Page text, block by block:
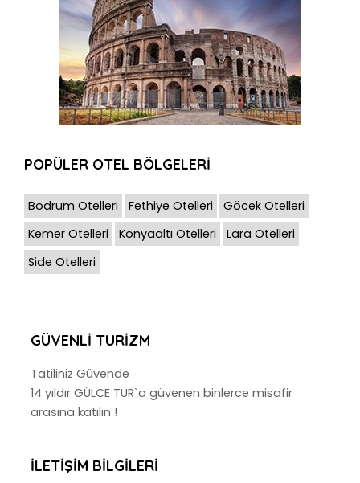
POPÜLER OTEL BÖLGELERİ
Bodrum Otelleri Fethiye Otelleri
Göcek Otelleri
Kemer Otelleri
Konyaaltı Otelleri
Lara Otelleri
Side Otelleri
GÜVENLI TURIZM
Tatiliniz Güvende
14 yıldır GÜLCE TUR`a güvenen binlerce misafir
arasına katılın !
İLETIŞIM BILGILERI